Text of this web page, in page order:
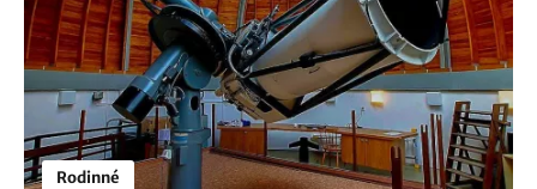
Rodinné